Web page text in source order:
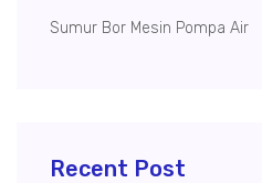
Sumur Bor Mesin Pompa Air
Recent Post